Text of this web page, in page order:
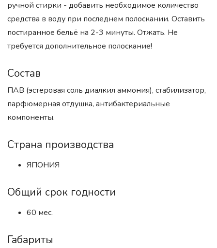
ручной стирки - добавить необходимое количество
средства в воду при последнем полоскании. Оставить
постиранное бельё на 2-3 минуты. Отжать. Не
требуется дополнительное полоскание!
Состав
ПАВ (эстеровая соль диалкил аммония), стабилизатор,
парфюмерная отдушка, антибактериальные
компоненты.
Страна производства
ЯПОНИЯ
Общий срок годности
60 мес.
Габариты